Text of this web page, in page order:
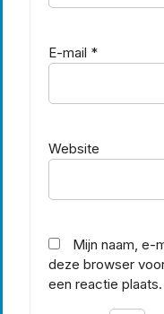
E-mail *
Website
Mijn naam, e-
deze browser
een reactie plaats.